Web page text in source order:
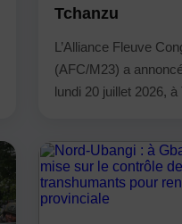
Tchanzu
L’Alliance Fleuve
(AFC/M23) a
lundi 20 juillet 2026, à